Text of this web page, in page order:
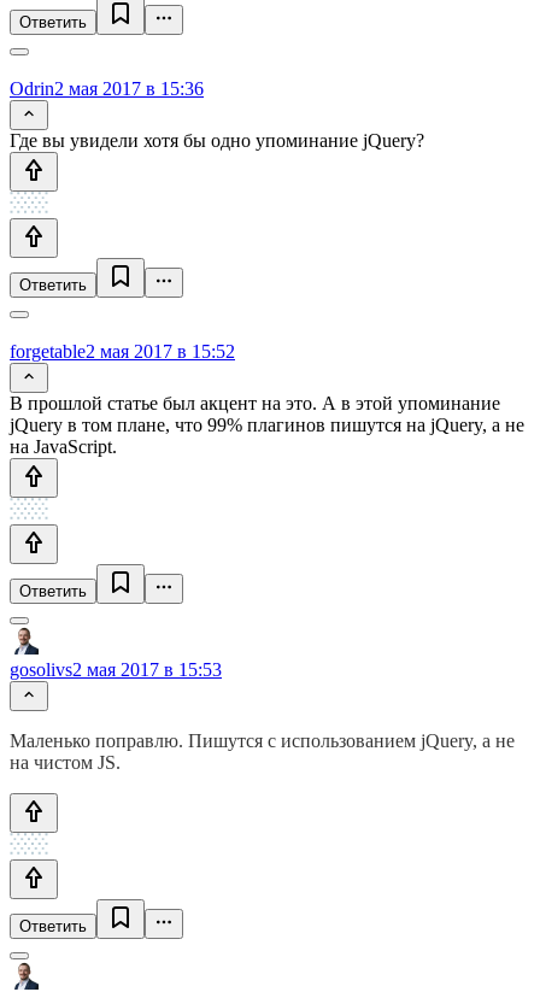
Ответить
Odrin2 мая 2017 в 15:36
Где вы увидели хотя бы одно упоминание jQuery?
Ответить
forgetable2 мая 2017 в 15:52
В прошлой статье был акцент на это. А в этой упоминание
jQuery в том плане, что 99% плагинов пишутся на jQuery, а не
на JavaScript.
Ответить
gosolivs2 мая 2017 в 15:53
Маленько поправлю. Пишутся с использованием jQuery, а не
на чистом JS.
Ответить